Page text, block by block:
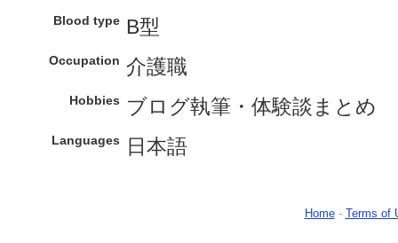
Blood type B型
Occupation 介護職
Hobbies ブログ執筆・体験談まとめ
Languages 日本語
Home- Terms of